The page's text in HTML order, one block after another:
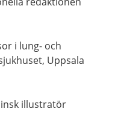
i lung- och
Uppsala
illustratör